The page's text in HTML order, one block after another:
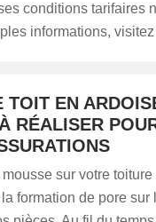
conditions tarifaires
informations,
TOIT EN
RÉALISER
sur votre
formation de pore sur